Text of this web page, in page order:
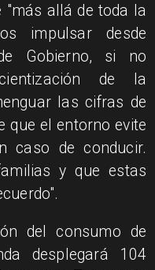
"más allá de toda la
impulsar desde
Gobierno, si no
de la
las cifras de
que el entorno evite
caso de conducir.
y que estas
del consumo de
desplegará 104